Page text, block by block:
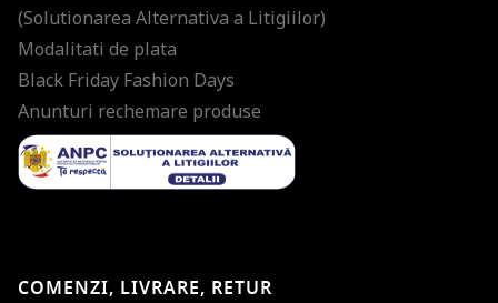
(Solutionarea Alternativa a Litigiilor)
Modalitati de plata
Black Friday Fashion Days
Anunturi rechemare produse
COMENZI, LIVRARE, RETUR